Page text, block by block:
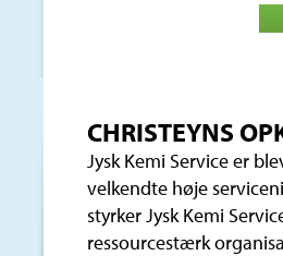
CHRISTEYNS
Jysk Kemi Service er
velkendte høje
styrker Jysk Kemi
ressourcestærk